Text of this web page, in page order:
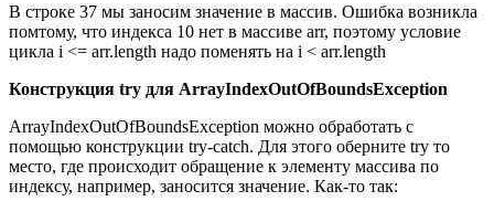
В строке 37 мы заносим значение в массив. Ошибка возникла
помтому, что индекса 10 нет в массиве arr, поэтому условие
цикла i <= arr.length надо поменять на i < arr.length
Конструкция try для ArrayIndexOutOfBoundsException
ArrayIndexOutOfBoundsException можно обработать с
помощью конструкции try-catch. Для этого оберните try то
место, где происходит обращение к элементу массива по
индексу, например, заносится значение. Как-то так: